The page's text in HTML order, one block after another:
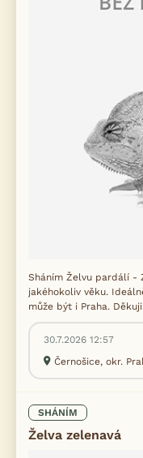
Sháním Želvu pardálí -
jakéhokoliv věku.
může být i Praha.
30.7.2026 12:57
Černošice, okr.
SHÁNÍM
Želva zelenavá